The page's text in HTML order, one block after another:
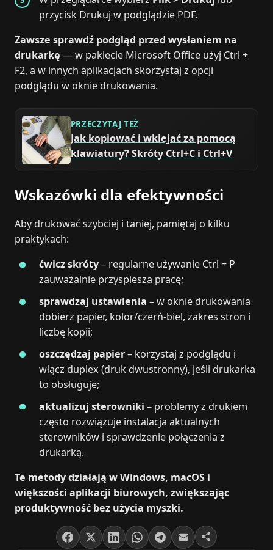
przycisk Drukuj w podglądzie PDF.
Zawsze sprawdź podgląd przed wysłaniem na
drukarkę — w pakiecie Microsoft Office użyj Ctrl +
F2, a w innych aplikacjach skorzystaj z opcji
podglądu w oknie drukowania.
PRZECZYTAJ TEŻ
Jak kopiować i wklejać za pomocą
klawiatury? Skróty Ctrl+C i Ctrl+V
Wskazówki dla efektywności
Aby drukować szybciej i taniej, pamiętaj o kilku
praktykach:
ćwicz skróty– regularne używanie Ctrl + P
zauważalnie przyspiesza pracę;
sprawdzaj ustawienia – w oknie drukowania
dobierz papier, kolor/czerń-biel, zakres stron i
liczbę kopii;
oszczędzaj papier– korzystaj z podglądu i
włącz duplex (druk dwustronny), jeśli drukarka
to obsługuje;
aktualizuj sterowniki – problemy z drukiem
często rozwiązuje instalacja aktualnych
sterowników i sprawdzenie połączenia z
drukarką.
Te metody działają w Windows, macOS i
większości aplikacji biurowych, zwiększając
produktywność bez użycia myszki.